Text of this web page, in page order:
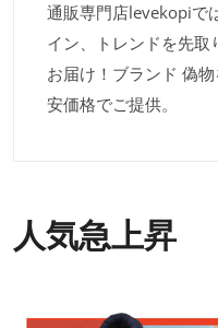
通販専門店levekopiで
イン、トレンドを先取
お届け！ブランド 偽
安価格でご提供。
人気急上昇